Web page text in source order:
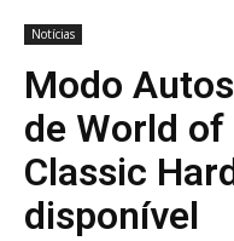
Notícias
Modo
de World
Classic
disponível